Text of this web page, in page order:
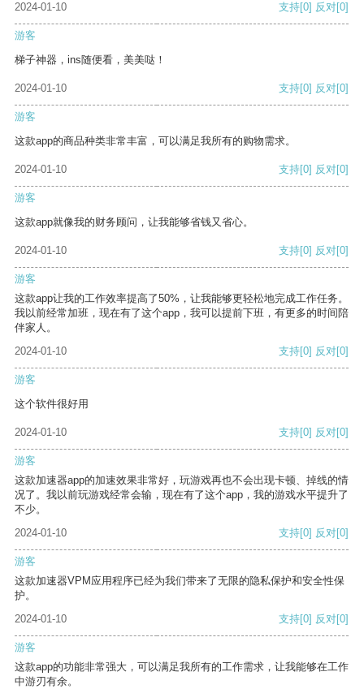
2024-01-10 支持[0] 反对[0]
游客
梯子神器，ins随便看，美美哒！
2024-01-10 支持[0] 反对[0]
游客
这款app的商品种类非常丰富，可以满足我所有的购物需求。
2024-01-10 支持[0] 反对[0]
游客
这款app就像我的财务顾问，让我能够省钱又省心。
2024-01-10 支持[0] 反对[0]
游客
这款app让我的工作效率提高了50%，让我能够更轻松地完成工作任务。
我以前经常加班，现在有了这个app，我可以提前下班，有更多的时间陪
伴家人。
2024-01-10
支持[0] 反对[0]
游客
这个软件很好用
2024-01-10 支持[0] 反对[0]
游客
这款加速器app的加速效果非常好，玩游戏再也不会出现卡顿、掉线的情
况了。我以前玩游戏经常会输，现在有了这个app，我的游戏水平提升了
不少。
2024-01-10
支持[0] 反对[0]
游客
这款加速器VPM应用程序已经为我们带来了无限的隐私保护和安全性保
护。
2024-01-10
支持[0] 反对[0]
游客
这款app的功能非常强大，可以满足我所有的工作需求，让我能够在工作
中游刃有余。